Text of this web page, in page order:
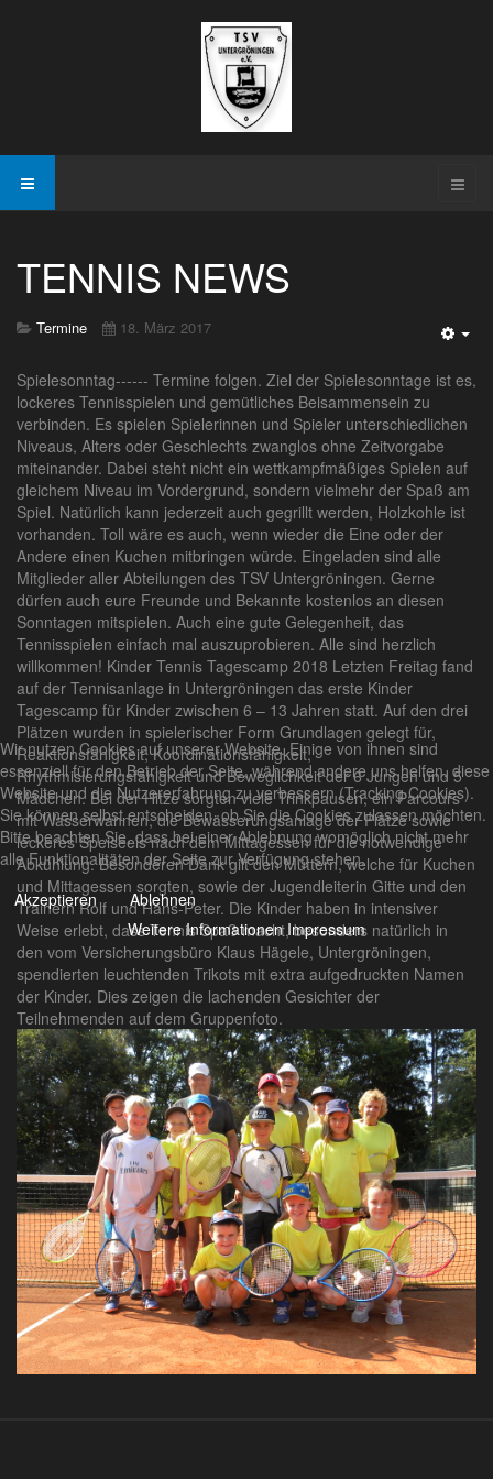
TENNIS NEWS
Termine 18. März 2017
Spielesonntag------ Termine folgen. Ziel der Spielesonntage ist es,
lockeres Tennisspielen und gemütliches Beisammensein zu
verbinden. Es spielen Spielerinnen und Spieler unterschiedlichen
Niveaus, Alters oder Geschlechts zwanglos ohne Zeitvorgabe
miteinander. Dabei steht nicht ein wettkampfmäßiges Spielen auf
gleichem Niveau im Vordergrund, sondern vielmehr der Spaß am
Spiel. Natürlich kann jederzeit auch gegrillt werden, Holzkohle ist
vorhanden. Toll wäre es auch, wenn wieder die Eine oder der
Andere einen Kuchen mitbringen würde. Eingeladen sind alle
Mitglieder aller Abteilungen des TSV Untergröningen. Gerne
dürfen auch eure Freunde und Bekannte kostenlos an diesen
Sonntagen mitspielen. Auch eine gute Gelegenheit, das
Tennisspielen einfach mal auszuprobieren. Alle sind herzlich
willkommen! Kinder Tennis Tagescamp 2018 Letzten Freitag fand
auf der Tennisanlage in Untergröningen das erste Kinder
Tagescamp für Kinder zwischen 6 – 13 Jahren statt. Auf den drei
Plätzen wurden in spielerischer Form Grundlagen gelegt für,
Reaktionsfähigkeit, Koordinationsfähigkeit,
Rhythmisierungsfähigkeit und Beweglichkeit der 6 Jungen und 5
Mädchen. Bei der Hitze sorgten viele Trinkpausen, ein Parcours
mit Wasserwannen, die Bewässerungsanlage der Plätze sowie
leckeres Speiseeis nach dem Mittagessen für die notwendige
Abkühlung. Besonderen Dank gilt den Müttern, welche für Kuchen
und Mittagessen sorgten, sowie der Jugendleiterin Gitte und den
Trainern Rolf und Hans-Peter. Die Kinder haben in intensiver
Weise erlebt, dass Tennis Spaß macht, besonders natürlich in
den vom Versicherungsbüro Klaus Hägele, Untergröningen,
spendierten leuchtenden Trikots mit extra aufgedruckten Namen
der Kinder. Dies zeigen die lachenden Gesichter der
Teilnehmenden auf dem Gruppenfoto.
Wir nutzen Cookies auf unserer Website. Einige von ihnen sind
essenziell für den Betrieb der Seite, während andere uns helfen, diese
Website und die Nutzererfahrung zu verbessern (Tracking Cookies).
Sie können selbst entscheiden, ob Sie die Cookies zulassen möchten.
Bitte beachten Sie, dass bei einer Ablehnung womöglich nicht mehr
alle Funktionalitäten der Seite zur Verfügung stehen.
Akzeptieren
Ablehnen
Weitere Informationen Impressum